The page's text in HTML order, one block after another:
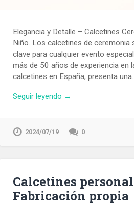
Elegancia y Detalle – Calcetines
Niño. Los calcetines de ceremonia
clave para cualquier evento
más de 50 años de experiencia en
calcetines en España, presenta
Seguir leyendo →
2024/07/19 0
Calcetines
Fabricación propia